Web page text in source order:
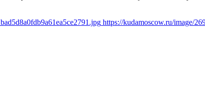
https://kudamoscow.ru/image/